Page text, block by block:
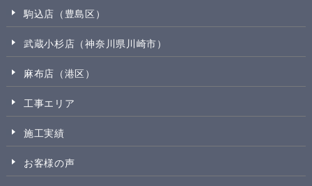
駒込店（豊島区）
武蔵小杉店（神奈川県川崎市）
麻布店（港区）
工事エリア
施工実績
お客様の声